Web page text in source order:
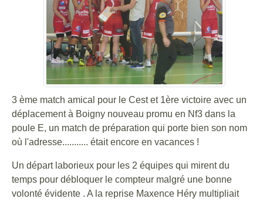
3 ème match amical pour le Cest et 1ère victoire avec un
déplacement à Boigny nouveau promu en Nf3 dans la
poule E, un match de préparation qui porte bien son nom
où l'adresse........... était encore en vacances !
Un départ laborieux pour les 2 équipes qui mirent du
temps pour débloquer le compteur malgré une bonne
volonté évidente . A la reprise Maxence Héry multipliait